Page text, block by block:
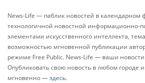
News-Life — паблик новостей в календарном
технологичной новостной информационно-
элементами искусственного интеллекта,
возможностью мгновенной публикации
режиме Free Public. News-Life — ваши новости
Опубликовать свою новость в любом городе
мгновенно —здесь.